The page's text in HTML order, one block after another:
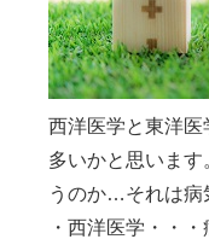
西洋医学と東洋医
多いかと思いま
うのか…それは病
・西洋医学 ・・・